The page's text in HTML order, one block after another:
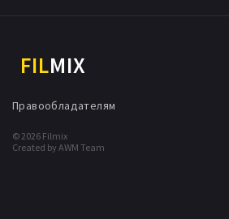
FILMIX
© 2026 Filmix
Created by AWM Team
Правообладателям